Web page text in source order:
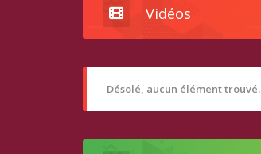
Vidéos
Désolé, aucun élément trouvé.